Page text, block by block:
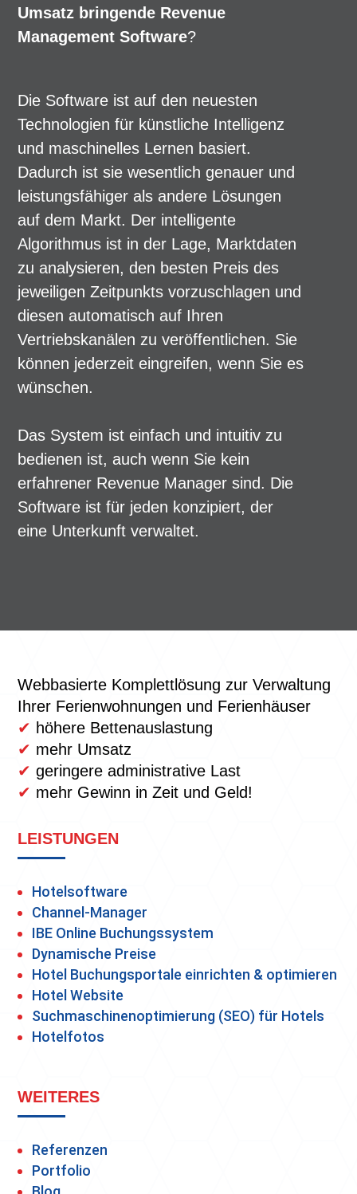
Umsatz bringende Revenue
Management Software?
Die Software ist auf den neuesten
Technologien für künstliche Intelligenz
und maschinelles Lernen basiert.
Dadurch ist sie wesentlich genauer und
leistungsfähiger als andere Lösungen
auf dem Markt. Der intelligente
Algorithmus ist in der Lage, Marktdaten
zu analysieren, den besten Preis des
jeweiligen Zeitpunkts vorzuschlagen und
diesen automatisch auf Ihren
Vertriebskanälen zu veröffentlichen. Sie
können jederzeit eingreifen, wenn Sie es
wünschen.
Das System ist einfach und intuitiv zu
bedienen ist, auch wenn Sie kein
erfahrener Revenue Manager sind. Die
Software ist für jeden konzipiert, der
eine Unterkunft verwaltet.
Webbasierte Komplettlösung zur Verwaltung
Ihrer Ferienwohnungen und Ferienhäuser
✔ höhere Bettenauslastung
✔ mehr Umsatz
✔ geringere administrative Last
✔ mehr Gewinn in Zeit und Geld!
LEISTUNGEN
Hotelsoftware
Channel-Manager
IBE Online Buchungssystem
Dynamische Preise
Hotel Buchungsportale einrichten & optimieren
Hotel Website
Suchmaschinenoptimierung (SEO) für Hotels
Hotelfotos
WEITERES
Referenzen
Portfolio